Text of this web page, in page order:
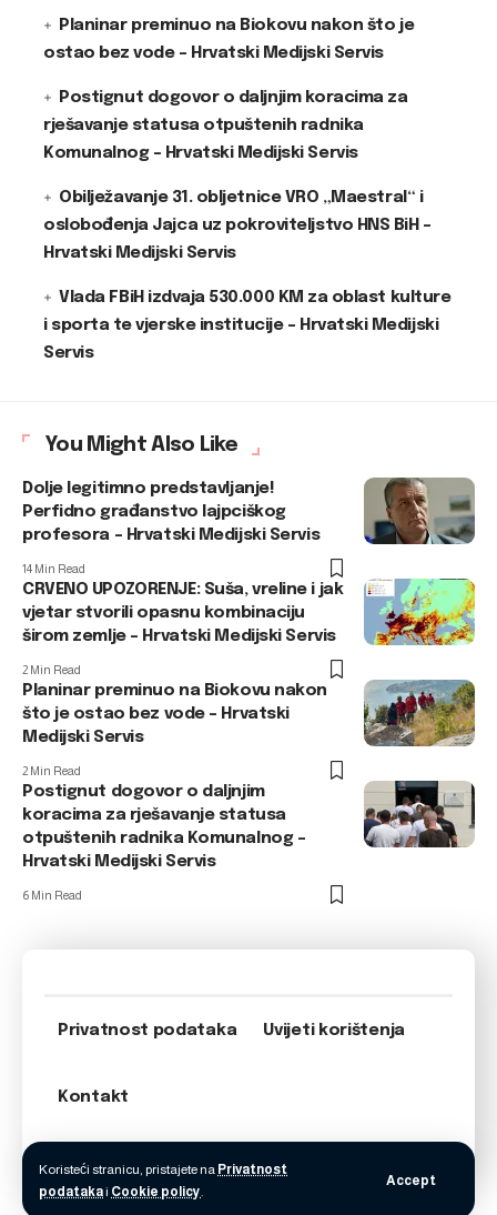
Koristeći stranicu, pristajete na Privatnost
podatakai Cookie policy.
Accept
Planinar preminuo na Biokovu nakon što je
ostao bez vode – Hrvatski Medijski Servis
Postignut dogovor o daljnjim koracima za
rješavanje statusa otpuštenih radnika
Komunalnog – Hrvatski Medijski Servis
Obilježavanje 31. obljetnice VRO „Maestral“ i
oslobođenja Jajca uz pokroviteljstvo HNS BiH –
Hrvatski Medijski Servis
Vlada FBiH izdvaja 530.000 KM za oblast kulture
i sporta te vjerske institucije – Hrvatski Medijski
Servis
You Might Also Like
Dolje legitimno predstavljanje!
Perfidno građanstvo lajpciškog
profesora – Hrvatski Medijski Servis
14 Min Read
CRVENO UPOZORENJE: Suša, vreline i jak
vjetar stvorili opasnu kombinaciju
širom zemlje – Hrvatski Medijski Servis
2 Min Read
Planinar preminuo na Biokovu nakon
što je ostao bez vode – Hrvatski
Medijski Servis
2 Min Read
Postignut dogovor o daljnjim
koracima za rješavanje statusa
otpuštenih radnika Komunalnog –
Hrvatski Medijski Servis
6 Min Read
Privatnost podataka Uvijeti korištenja
Kontakt